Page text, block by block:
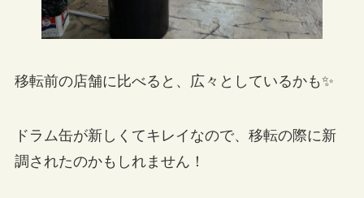
移転前の店舗に比べると、広々としているかも✨
ドラム缶が新しくてキレイなので、移転の際に新
調されたのかもしれません！